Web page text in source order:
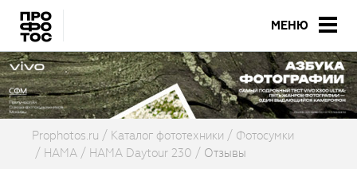
МЕНЮ
Prophotos.ru Каталог фототехники
Фотосумки
HAMA
HAMA Daytour 230 Отзывы